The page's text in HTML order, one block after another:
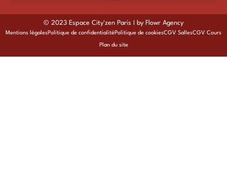
© 2023 Espace City'zen Paris I by Flowr Agency
Mentions légalesPolitique de confidentialitéPolitique de cookiesCGV SallesCGV Cours
Plan du site